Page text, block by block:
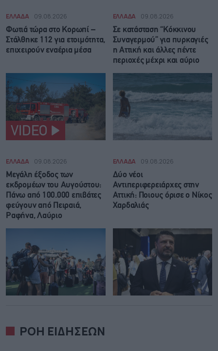
ΕΛΛΑΔΑ 09.08.2026
Φωτιά τώρα στο Κορωπί –
Στάλθηκε 112 για ετοιμότητα,
επιχειρούν εναέρια μέσα
VIDEO
ΕΛΛΑΔΑ 09.08.2026
Σε κατάσταση “Κόκκινου
Συναγερμού” για πυρκαγιές
η Αττική και άλλες πέντε
περιοχές μέχρι και αύριο
ΕΛΛΑΔΑ 09.08.2026
Μεγάλη έξοδος των
εκδρομέων του Αυγούστου:
Πάνω από 100.000 επιβάτες
φεύγουν από Πειραιά,
Ραφήνα, Λαύριο
ΕΛΛΑΔΑ 09.08.2026
Δύο νέοι
Αντιπεριφερειάρχες στην
Αττική: Ποιους όρισε ο Νίκος
Χαρδαλιάς
ΡΟΗ ΕΙΔΗΣΕΩΝ